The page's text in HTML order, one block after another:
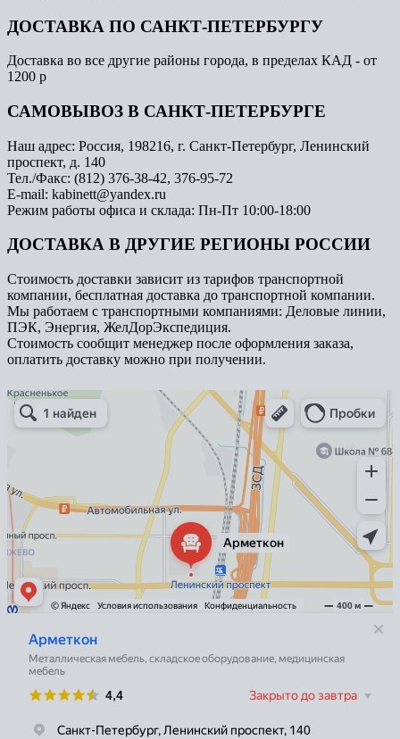
ДОСТАВКА ПО САНКТ-ПЕТЕРБУРГУ
Доставка во все другие районы города, в пределах КАД - от
1200 р
САМОВЫВОЗ В САНКТ-ПЕТЕРБУРГЕ
Наш адрес: Россия, 198216, г. Санкт-Петербург, Ленинский
проспект, д. 140
Тел./Факс: (812) 376-38-42, 376-95-72
E-mail: kabinett@yandex.ru
Режим работы офиса и склада: Пн-Пт 10:00-18:00
ДОСТАВКА В ДРУГИЕ РЕГИОНЫ РОССИИ
Стоимость доставки зависит из тарифов транспортной
компании, бесплатная доставка до транспортной компании.
Мы работаем с транспортными компаниями: Деловые линии,
ПЭК, Энергия, ЖелДорЭкспедиция.
Стоимость сообщит менеджер после оформления заказа,
оплатить доставку можно при получении.
Арметкон
Металлическая мебель в Санкт‑Петербурге
Торговое оборудование в Санкт‑Петербурге